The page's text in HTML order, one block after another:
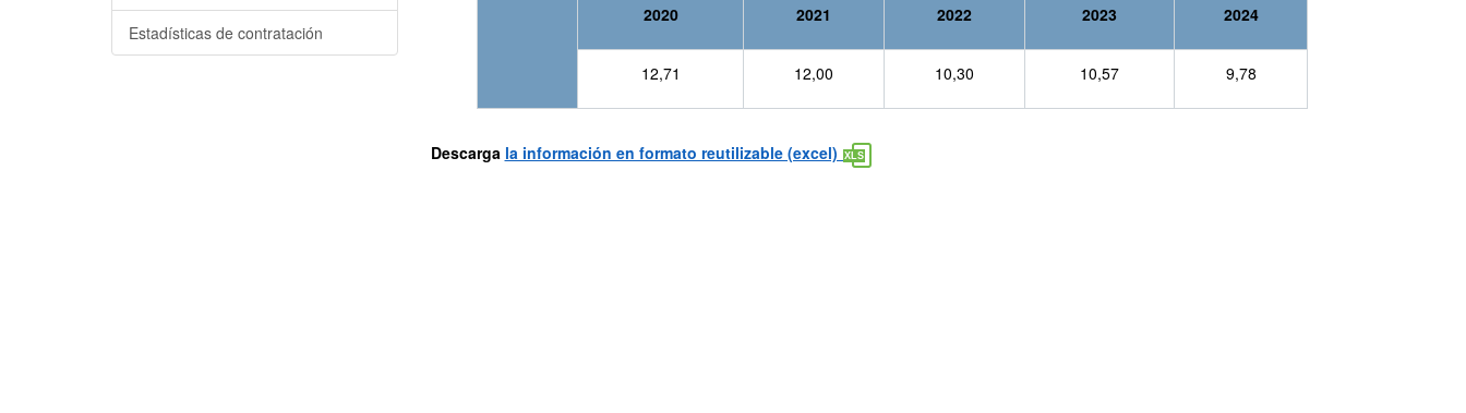
Estadísticas de contratación
2020 2021 2022 2023 2024
12,71 12,00 10,30 10,57 9,78
Descarga la información en formato reutilizable (excel)